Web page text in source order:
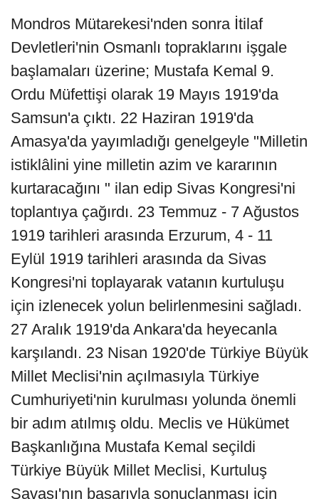
Mondros Mütarekesi'nden sonra İtilaf
Devletleri'nin Osmanlı topraklarını işgale
başlamaları üzerine; Mustafa Kemal 9.
Ordu Müfettişi olarak 19 Mayıs 1919'da
Samsun'a çıktı. 22 Haziran 1919'da
Amasya'da yayımladığı genelgeyle "Milletin
istiklâlini yine milletin azim ve kararının
kurtaracağını " ilan edip Sivas Kongresi'ni
toplantıya çağırdı. 23 Temmuz - 7 Ağustos
1919 tarihleri arasında Erzurum, 4 - 11
Eylül 1919 tarihleri arasında da Sivas
Kongresi'ni toplayarak vatanın kurtuluşu
için izlenecek yolun belirlenmesini sağladı.
27 Aralık 1919'da Ankara'da heyecanla
karşılandı. 23 Nisan 1920'de Türkiye Büyük
Millet Meclisi'nin açılmasıyla Türkiye
Cumhuriyeti'nin kurulması yolunda önemli
bir adım atılmış oldu. Meclis ve Hükümet
Başkanlığına Mustafa Kemal seçildi
Türkiye Büyük Millet Meclisi, Kurtuluş
Savaşı'nın başarıyla sonuçlanması için